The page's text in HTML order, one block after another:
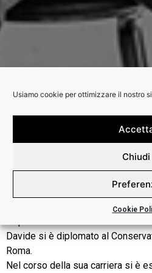
Usiamo cookie per ottimizzare il nostro
Chiudi
Cookie
è stato
degli artisti più interessanti della
contemporanea. Il suo stile è
Jeff Beck, John Scofield, Eric
Davide si è diplomato al
Roma.
Nel corso della sua carriera si è